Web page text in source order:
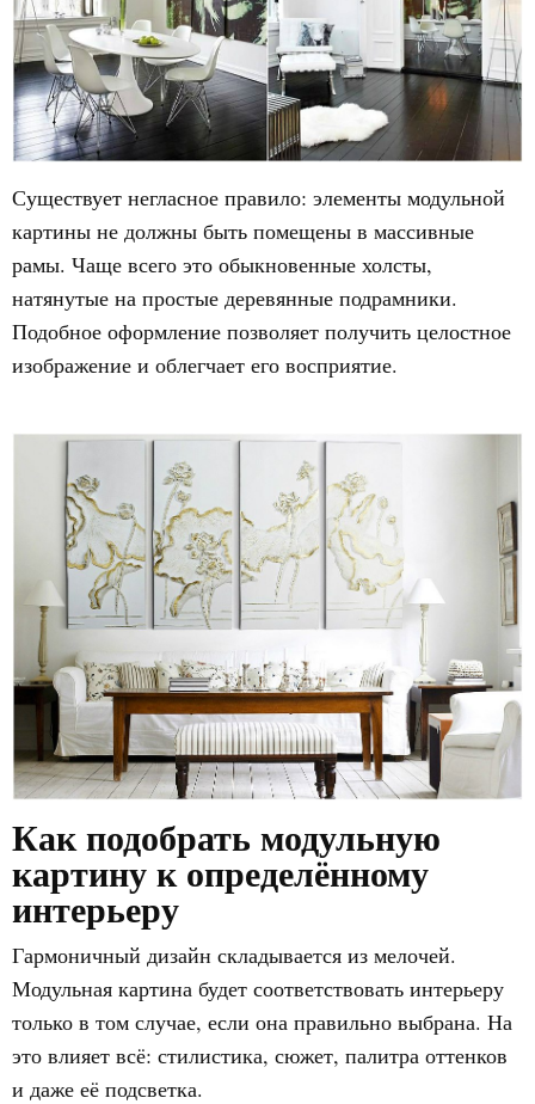
Существует негласное правило: элементы модульной
картины не должны быть помещены в массивные
рамы. Чаще всего это обыкновенные холсты,
натянутые на простые деревянные подрамники.
Подобное оформление позволяет получить целостное
изображение и облегчает его восприятие.
Как подобрать модульную
картину к определённому
интерьеру
Гармоничный дизайн складывается из мелочей.
Модульная картина будет соответствовать интерьеру
только в том случае, если она правильно выбрана. На
это влияет всё: стилистика, сюжет, палитра оттенков
и даже её подсветка.